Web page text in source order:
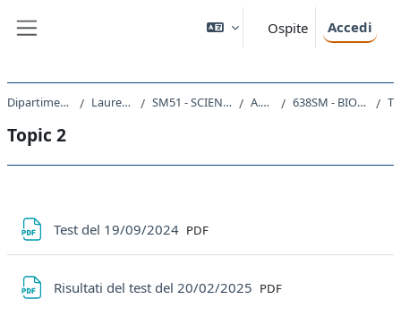
Ospite Accedi
Dipartimento di Scienze della Vita Laurea triennale (DM270) SM51 - SCIENZE E TECNOLOGIE BIOLOGICHE A.A. 2023 - 2024 638SM - BIOLOGIA EVOLUZIONISTICA 2023
Topic 2
Test del 19/09/2024 File
PDF
Risultati del test del 20/02/2025 File
PDF